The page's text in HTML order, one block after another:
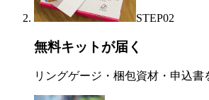
STEP02
無料キットが届く
リングゲージ・梱包資材・申込書